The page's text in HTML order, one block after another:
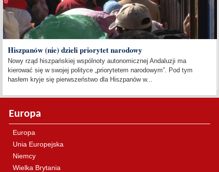
Hiszpanów (nie) dzieli priorytet narodowy
Nowy rząd hiszpańskiej wspólnoty autonomicznej Andaluzji ma
kierować się w swojej polityce „priorytetem narodowym”. Pod tym
hasłem kryje się pierwszeństwo dla Hiszpanów w...
Europa
Europa
Unia Europejska
Niemcy
Wielka Brytania